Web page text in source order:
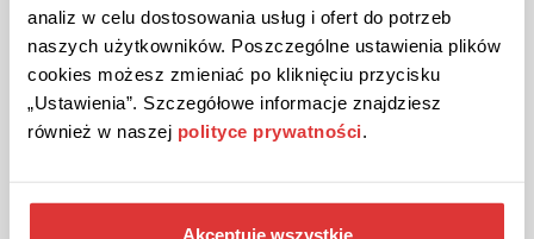
analiz w celu dostosowania usług i ofert do potrzeb
naszych użytkowników. Poszczególne ustawienia plików
cookies możesz zmieniać po kliknięciu przycisku
„Ustawienia”. Szczegółowe informacje znajdziesz
również w naszej polityce prywatności.
Akceptuję wszystkie